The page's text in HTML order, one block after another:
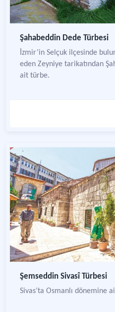
Şahabeddin Dede Türbesi
İzmir’in Selçuk ilçesinde
eden Zeyniye tarikatından
ait türbe.
Şemseddin Sivasî Türbesi
Sivas’ta Osmanlı dönemine